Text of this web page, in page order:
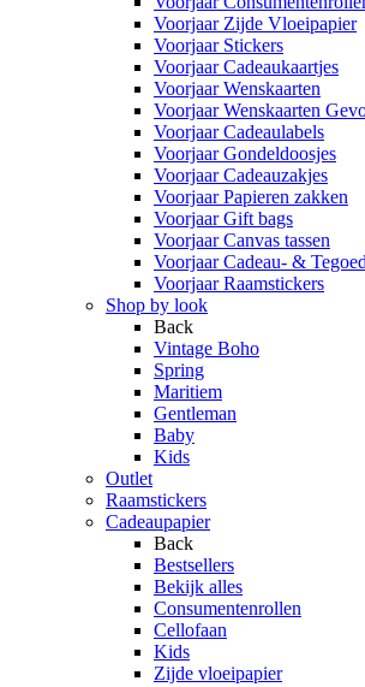
Voorjaar Zijde Vloeipapier
Voorjaar Stickers
Voorjaar Cadeaukaartjes
Voorjaar Wenskaarten
Voorjaar Wenskaarten
Voorjaar Cadeaulabels
Voorjaar Gondeldoosjes
Voorjaar Cadeauzakjes
Voorjaar Papieren zakken
Voorjaar Gift bags
Voorjaar Canvas tassen
Voorjaar Cadeau- &
Voorjaar Raamstickers
Shop by look
Back
Vintage Boho
Spring
Maritiem
Gentleman
Baby
Kids
Outlet
Raamstickers
Cadeaupapier
Back
Bestsellers
Bekijk alles
Consumentenrollen
Cellofaan
Kids
Zijde vloeipapier